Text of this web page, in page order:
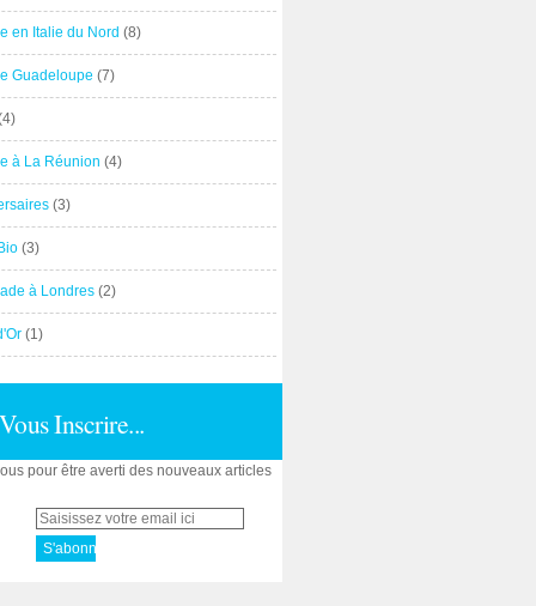
en Italie du Nord (8)
Guadeloupe (7)
à La Réunion (4)
(3)
(3)
à Londres (2)
(1)
Inscrire...
pour être averti des nouveaux articles